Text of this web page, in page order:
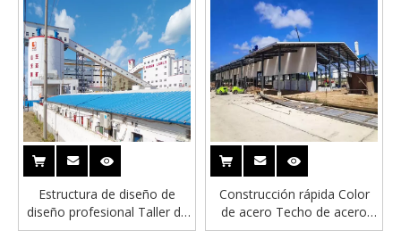
Estructura de diseño de
diseño profesional Taller de
acero
Construcción rápida Color
de acero Techo de acero
cubierto